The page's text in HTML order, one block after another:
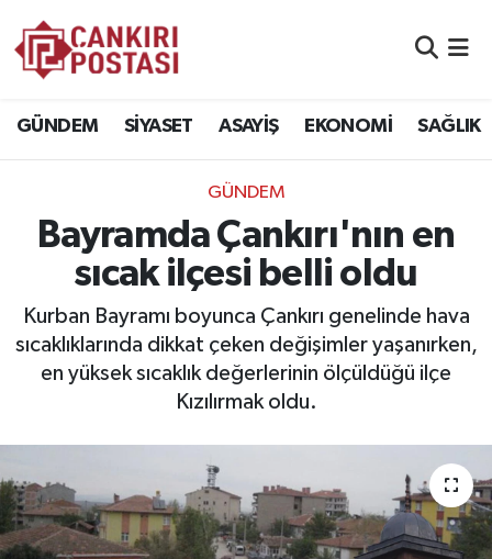
GÜNDEM SİYASET ASAYİŞ EKONOMİ SAĞLIK
GÜNDEM
Bayramda Çankırı'nın en
sıcak ilçesi belli oldu
Kurban Bayramı boyunca Çankırı genelinde hava
sıcaklıklarında dikkat çeken değişimler yaşanırken,
en yüksek sıcaklık değerlerinin ölçüldüğü ilçe
Kızılırmak oldu.
EKONOMİ
SAĞLIK
SPOR
ÇEVRE
Trafik Durumu
Süper Lig Puan Durumu ve Fikstür
Tüm Manşetler